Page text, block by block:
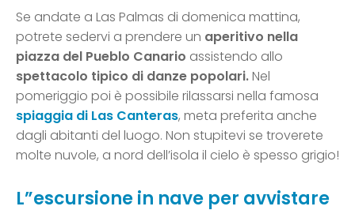
Se andate a Las Palmas di domenica mattina,
potrete sedervi a prendere un aperitivo nella
piazza del Pueblo Canario assistendo allo
spettacolo tipico di danze popolari.Nel
pomeriggio poi è possibile rilassarsi nella famosa
spiaggia di Las Canteras, meta preferita anche
dagli abitanti del luogo. Non stupitevi se troverete
molte nuvole, a nord dell’isola il cielo è spesso grigio!
L”escursione in nave per avvistare